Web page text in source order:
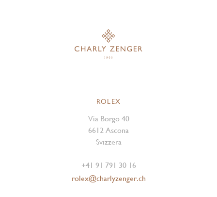
ROLEX
Via Borgo 40
6612 Ascona
Svizzera
+41 91 791 30 16
rolex@charlyzenger.ch